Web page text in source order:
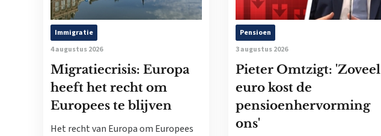
Immigratie
4 augustus 2026
Migratiecrisis: Europa
heeft het recht om
Europees te blijven
Het recht van Europa om Europees
Pensioen
3 augustus 2026
Pieter Omtzigt: 'Zoveel
euro kost de
pensioenhervorming
ons'